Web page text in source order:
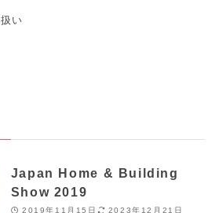
い
Japan Home & Building
Show 2019
2019年11月15日 2023年12月21日